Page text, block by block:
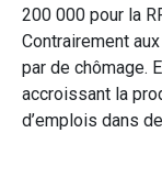
200 000 pour la
Contrairement
par de chômage.
accroissant la
d’emplois dans